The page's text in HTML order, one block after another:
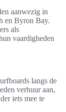
aanwezig in
en Byron Bay.
als
vaardigheden
langs de
verhuur aan,
iets mee te